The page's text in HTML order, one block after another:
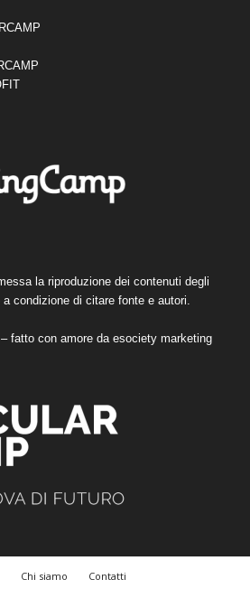
la riproduzione dei contenuti degli
condizione di citare fonte e autori.
fatto con amore da esociety marketing
Chi siamo
Contatti